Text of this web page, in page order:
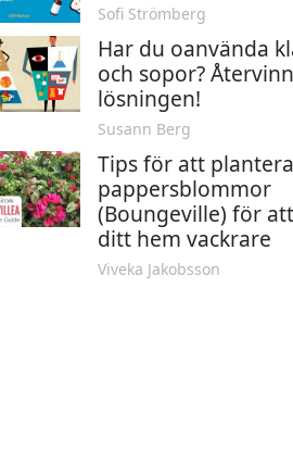
Sofi Strömberg
Har du oanvända
och sopor?
lösningen!
Susann Berg
Tips för att plantera
pappersblommor
(Boungeville) för
ditt hem vackrare
Viveka Jakobsson